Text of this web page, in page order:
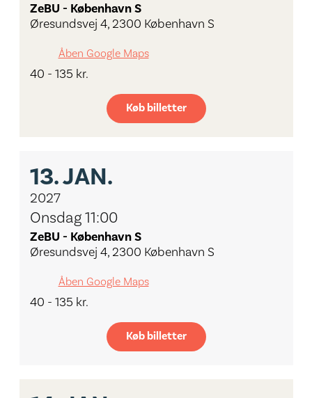
ZeBU - København S
Øresundsvej 4, 2300 København S
Åben Google Maps
40 - 135 kr.
Køb billetter
13.JAN.
2027
Onsdag 11:00
ZeBU - København S
Øresundsvej 4, 2300 København S
Åben Google Maps
40 - 135 kr.
Køb billetter